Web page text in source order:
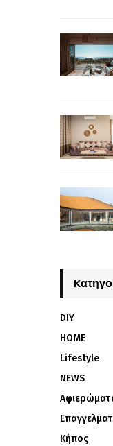
DIY
HOME
Lifestyle
NEWS
Κήπος